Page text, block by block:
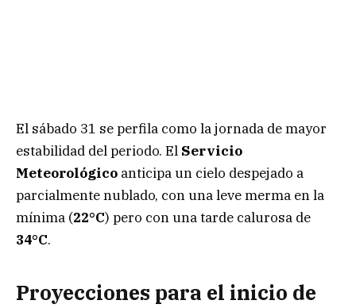
El sábado 31 se perfila como la jornada de mayor
estabilidad del periodo. El Servicio
Meteorológico anticipa un cielo despejado a
parcialmente nublado, con una leve merma en la
mínima (22°C) pero con una tarde calurosa de
34°C.
Proyecciones para el inicio de